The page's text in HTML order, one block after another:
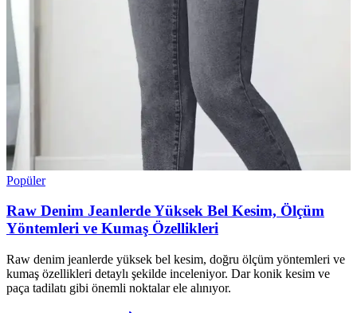
Popüler
Raw Denim Jeanlerde Yüksek Bel Kesim, Ölçüm
Yöntemleri ve Kumaş Özellikleri
Raw denim jeanlerde yüksek bel kesim, doğru ölçüm yöntemleri ve
kumaş özellikleri detaylı şekilde inceleniyor. Dar konik kesim ve
paça tadilatı gibi önemli noktalar ele alınıyor.